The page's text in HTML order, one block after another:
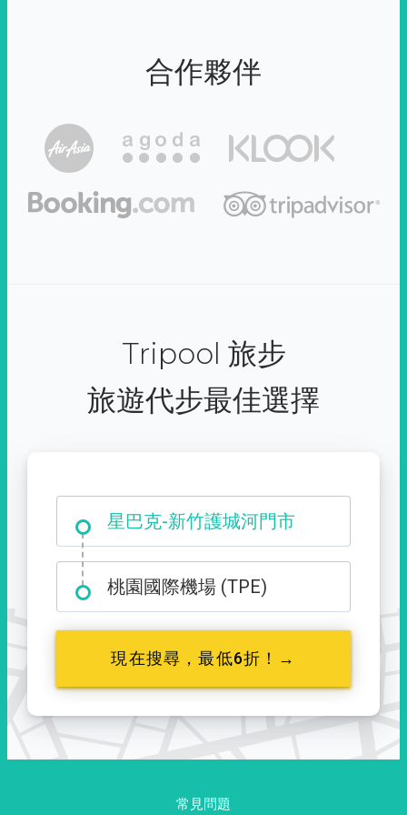
合作夥伴
Tripool 旅步
旅遊代步最佳選擇
大霸尖山登山口
桃園國際機場 (TPE)
現在搜尋，最低6折！→
常見問題